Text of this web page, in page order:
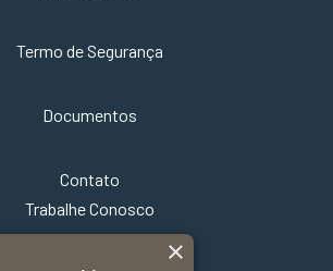
Termo de Segurança
Documentos
Contato
Trabalhe Conosco
×